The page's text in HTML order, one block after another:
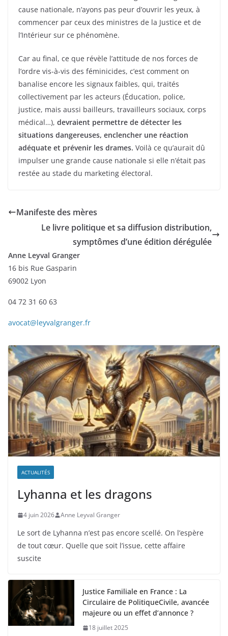
cause nationale, n’ayons pas peur d’ouvrir les yeux, à
commencer par ceux des ministres de la Justice et de
l’Intérieur sur ce phénomène.
Car au final, ce que révèle l’attitude de nos forces de
l’ordre vis-à-vis des féminicides, c’est comment on
banalise encore les signaux faibles, qui, traités
collectivement par les acteurs (Éducation, police,
justice, mais aussi bailleurs, travailleurs sociaux, corps
médical…), devraient permettre de détecter les
situations dangereuses, enclencher une réaction
adéquate et prévenir les drames. Voilà ce qu’aurait dû
impulser une grande cause nationale si elle n’était pas
restée au stade du marketing électoral.
Manifeste des mères
Le livre politique et sa diffusion distribution,
symptômes d’une édition dérégulée
Anne Leyval Granger
16 bis Rue Gasparin
69002 Lyon
04 72 31 60 63
avocat@leyvalgranger.fr
ACTUALITÉS
Lyhanna et les dragons
4 juin 2026 Anne Leyval Granger
Le sort de Lyhanna n’est pas encore scellé. On l’espère
de tout cœur. Quelle que soit l’issue, cette affaire
suscite
Justice Familiale en France : La
Circulaire de PolitiqueCivile, avancée
majeure ou un effet d’annonce ?
18 juillet 2025